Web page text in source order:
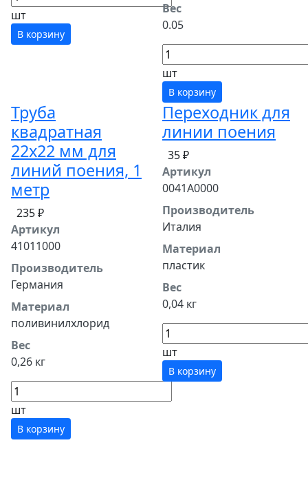
шт
В корзину
Вес
0.05
шт
В корзину
Труба
квадратная
22х22 мм для
линий поения, 1
метр
235 ₽
Артикул
41011000
Производитель
Германия
Материал
поливинилхлорид
Вес
0,26 кг
шт
В корзину
Переходник для
линии поения
35 ₽
Артикул
0041A0000
Производитель
Италия
Материал
пластик
Вес
0,04 кг
шт
В корзину